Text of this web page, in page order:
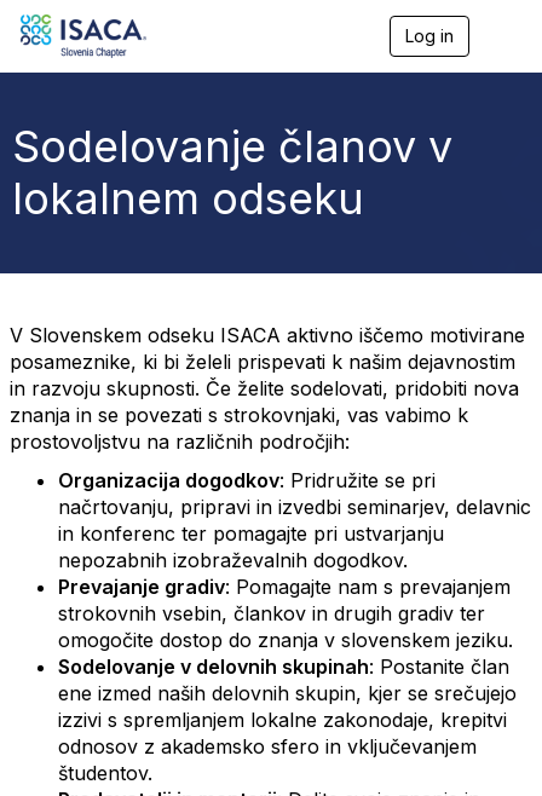
Log in
a
o
n
Sodelovanje članov v
lokalnem odseku
V Slovenskem odseku ISACA aktivno iščemo motivirane
posameznike, ki bi želeli prispevati k našim dejavnostim
in razvoju skupnosti. Če želite sodelovati, pridobiti nova
znanja in se povezati s strokovnjaki, vas vabimo k
prostovoljstvu na različnih področjih:
Organizacija dogodkov: Pridružite se pri
načrtovanju, pripravi in izvedbi seminarjev, delavnic
in konferenc ter pomagajte pri ustvarjanju
nepozabnih izobraževalnih dogodkov.
Prevajanje gradiv: Pomagajte nam s prevajanjem
strokovnih vsebin, člankov in drugih gradiv ter
omogočite dostop do znanja v slovenskem jeziku.
Sodelovanje v delovnih skupinah: Postanite član
ene izmed naših delovnih skupin, kjer se srečujejo
izzivi s spremljanjem lokalne zakonodaje, krepitvi
odnosov z akademsko sfero in vključevanjem
študentov.